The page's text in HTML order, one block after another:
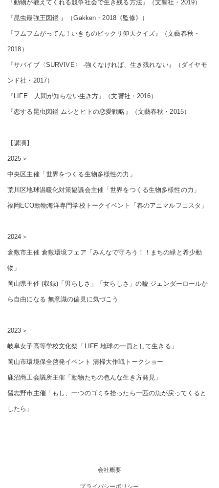
『動物が教えてくれる競争社会で生き残る方法』（文響社・2019）
『昆虫最強王図鑑 』（Gakken・2018《監修》）
『フムフムがってん！いきものビックリ仰天クイズ』（文藝春秋・
2018）
『サバイブ〈SURVIVE〉 ‐強くなければ、生き残れない』（ダイヤモ
ンド社・2017）
『LIFE 人間が知らない生き方』（文響社・2016）
『恋する昆虫図鑑 ムシとヒトの恋愛戦略』（文藝春秋・2015）
【講演】
2025＞
中央区主催「世界をつくる生物多様性の力」
荒川区地球温暖化対策協議会主催「世界をつくる生物多様性の力」
福岡ECO動物海洋専門学校トークイベント「春のアニマルフェスタ」
2024＞
倉敷市主催 倉敷環境フェア「みんなで守ろう！！まちの緑と希少動
物」
岡山県主催 (収録)「男らしさ」「女らしさ」の嘘 ジェンダーロールか
ら自由になる 無意識の偏見に気づこう
2023＞
岐阜女子高等学校文化祭「LIFE 地球の一員として生きる」
岡山市環境保全啓発イベント 清掃大作戦トークショー
鹿沼商工会議所主催「動物たちの色んな生き方発見」
習志野市主催「もし、一つのゴミを拾ったら一匹の魚が戻ってくると
したら」
会社概要